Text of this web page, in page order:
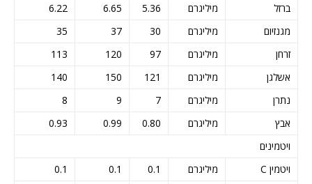
ברזל
מיליגרם 5.36
6.65
6.22
מגנזיום
מיליגרם 30
37
35
זרחן
מיליגרם 97
120
113
אשלגן
מיליגרם 121
150
140
נתרן
מיליגרם 7
9
8
אבץ
מיליגרם 0.80
0.99
0.93
ויטמינים
ויטמין C
מיליגרם 0.1
0.1
0.1